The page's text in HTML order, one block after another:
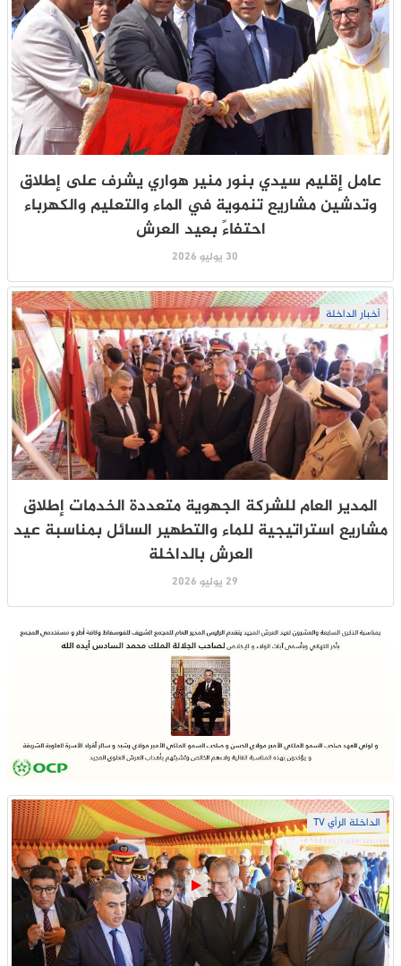
عامل إقليم سيدي بنور منير هواري يشرف على إطلاق
وتدشين مشاريع تنموية في الماء والتعليم والكهرباء
احتفاءً بعيد العرش
30 يوليو 2026
أخبار الداخلة
المدير العام للشركة الجهوية متعددة الخدمات إطلاق
مشاريع استراتيجية للماء والتطهير السائل بمناسبة عيد
العرش بالداخلة
29 يوليو 2026
الداخلة الرأي TV